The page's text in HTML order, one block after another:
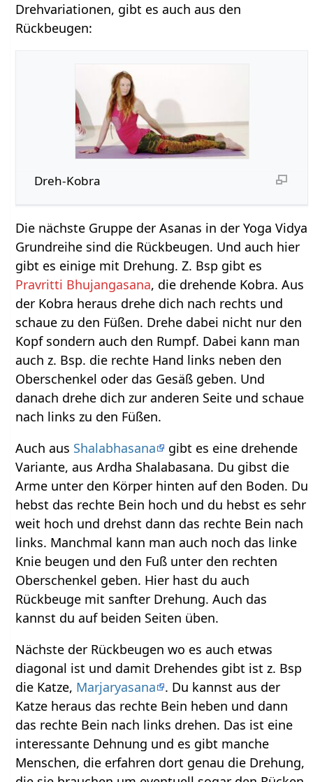
Drehvariationen, gibt es auch aus den
Rückbeugen:
Dreh-Kobra
Die nächste Gruppe der Asanas in der Yoga Vidya
Grundreihe sind die Rückbeugen. Und auch hier
gibt es einige mit Drehung. Z. Bsp gibt es
Pravritti Bhujangasana, die drehende Kobra. Aus
der Kobra heraus drehe dich nach rechts und
schaue zu den Füßen. Drehe dabei nicht nur den
Kopf sondern auch den Rumpf. Dabei kann man
auch z. Bsp. die rechte Hand links neben den
Oberschenkel oder das Gesäß geben. Und
danach drehe dich zur anderen Seite und schaue
nach links zu den Füßen.
Auch aus Shalabhasana
gibt es eine drehende
Variante, aus Ardha Shalabasana. Du gibst die
Arme unter den Körper hinten auf den Boden. Du
hebst das rechte Bein hoch und du hebst es sehr
weit hoch und drehst dann das rechte Bein nach
links. Manchmal kann man auch noch das linke
Knie beugen und den Fuß unter den rechten
Oberschenkel geben. Hier hast du auch
Rückbeuge mit sanfter Drehung. Auch das
kannst du auf beiden Seiten üben.
Nächste der Rückbeugen wo es auch etwas
diagonal ist und damit Drehendes gibt ist z. Bsp
die Katze, Marjaryasana
. Du kannst aus der
Katze heraus das rechte Bein heben und dann
das rechte Bein nach links drehen. Das ist eine
interessante Dehnung und es gibt manche
Menschen, die erfahren dort genau die Drehung,